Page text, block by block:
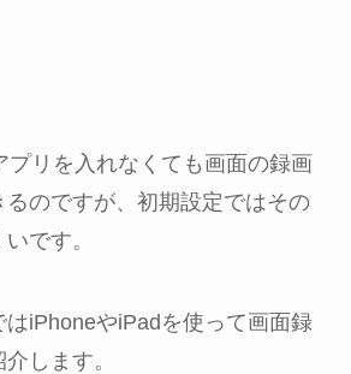
プリを入れなくても画面の録画
るのですが、初期設定ではその
です。
iPhoneやiPadを使って画面録
します。